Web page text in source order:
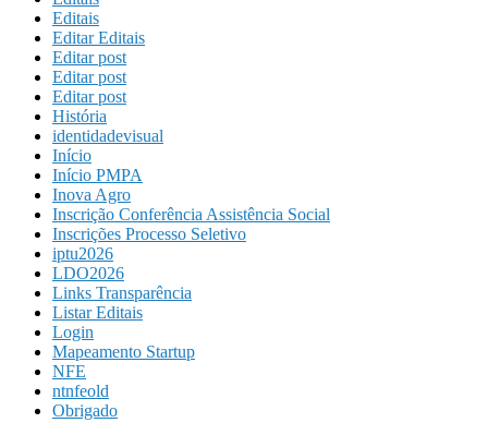
Editais
Editar Editais
Editar post
Editar post
Editar post
História
identidadevisual
Início
Início PMPA
Inova Agro
Inscrição Conferência Assistência Social
Inscrições Processo Seletivo
iptu2026
LDO2026
Links Transparência
Listar Editais
Login
Mapeamento Startup
NFE
ntnfeold
Obrigado